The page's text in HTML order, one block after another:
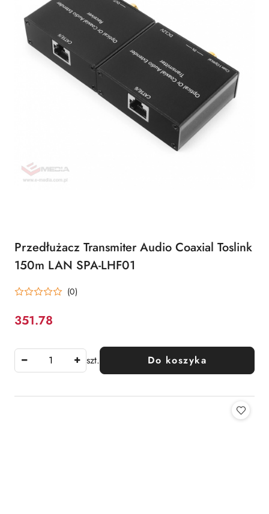
Przedłużacz Transmiter Audio Coaxial Toslink
150m LAN SPA-LHF01
(0)
Cena:
351.78
szt. Do koszyka